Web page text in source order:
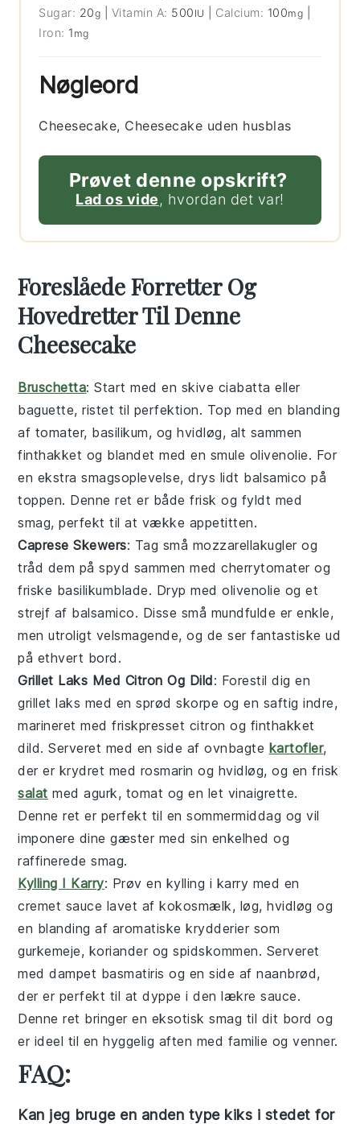
Sugar: 20g Vitamin A: 500 IU Calcium: 100mg
Iron: 1 mg
Nøgleord
Cheesecake, Cheesecake uden husblas
Prøvet denne opskrift?
Lad os vide, hvordan det var!
Foreslåede Forretter Og
Hovedretter Til Denne
Cheesecake
Bruschetta: Start med en skive ciabatta eller
baguette, ristet til perfektion. Top med en blanding
af tomater, basilikum, oghvidløg, alt sammen
finthakket og blandet med en smule olivenolie. For
en ekstra smagsoplevelse, drys lidt balsamico på
toppen. Denne ret er både frisk og fyldt med
smag, perfekt til at vække appetitten.
Caprese Skewers: Tag små mozzarellakugler og
tråd dem på spyd sammen medcherrytomater og
friske basilikumblade. Dryp medolivenolie og et
strejf af balsamico. Disse små mundfulde er enkle,
men utroligt velsmagende, og de ser fantastiske ud
på ethvert bord.
Grillet Laks Med Citron Og Dild: Forestil dig en
grillet laks med en sprød skorpe og en saftig indre,
marineret med friskpresset citron og finthakket
dild. Serveret med en side af ovnbagte kartofler,
der er krydret med rosmarin og hvidløg, og en frisk
salat med agurk, tomat og en let vinaigrette.
Denne ret er perfekt til en sommermiddag og vil
imponere dine gæster med sin enkelhed og
raffinerede smag.
Kylling I Karry: Prøv en kylling i karry med en
cremet sauce lavet af kokosmælk, løg, hvidløg og
en blanding af aromatiske krydderier som
gurkemeje, koriander og spidskommen. Serveret
med dampet basmatiris og en side af naanbrød,
der er perfekt til at dyppe i den lækre sauce.
Denne ret bringer en eksotisk smag til dit bord og
er ideel til en hyggelig aften med familie og venner.
FAQ:
Kan jeg bruge en anden type kiks i stedet for